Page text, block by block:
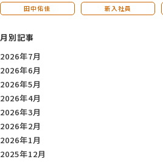
田中佑佳 新入社員
月別記事
2026年7月
2026年6月
2026年5月
2026年4月
2026年3月
2026年2月
2026年1月
2025年12月